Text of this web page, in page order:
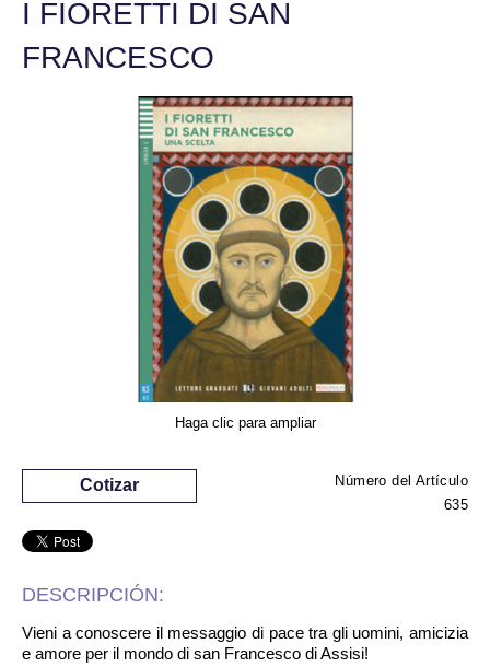
I FIORETTI DI SAN
FRANCESCO
Haga clic para ampliar
Número del Artículo
635
Cotizar
DESCRIPCIÓN:
Vieni a conoscere il messaggio di pace tra gli uomini, amicizia
e amore per il mondo di san Francesco di Assisi!